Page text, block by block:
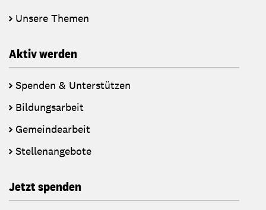
Unsere Themen
Aktiv werden
Spenden & Unterstützen
Bildungsarbeit
Gemeindearbeit
Stellenangebote
Jetzt spenden